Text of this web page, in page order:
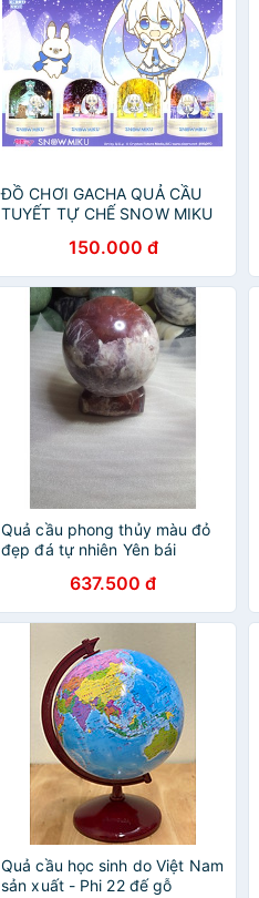
ĐỒ CHƠI GACHA QUẢ CẦU
TUYẾT TỰ CHẾ SNOW MIKU
150.000 đ
Quả cầu phong thủy màu đỏ
đẹp đá tự nhiên Yên bái
637.500 đ
Quả cầu học sinh do Việt Nam
sản xuất - Phi 22 đế gỗ